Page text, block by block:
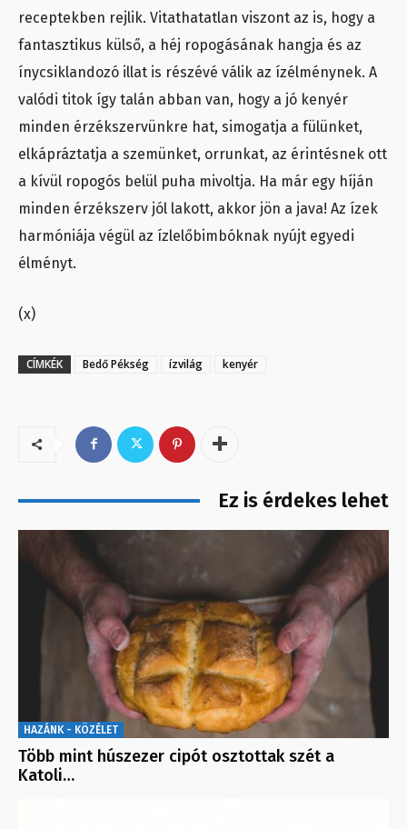
receptekben rejlik. Vitathatatlan viszont az is, hogy a
fantasztikus külső, a héj ropogásának hangja és az
ínycsiklandozó illat is részévé válik az ízélménynek. A
valódi titok így talán abban van, hogy a jó kenyér
minden érzékszervünkre hat, simogatja a fülünket,
elkápráztatja a szemünket, orrunkat, az érintésnek ott
a kívül ropogós belül puha mivoltja. Ha már egy híján
minden érzékszerv jól lakott, akkor jön a java! Az ízek
harmóniája végül az ízlelőbimbóknak nyújt egyedi
élményt.
(x)
CÍMKÉK Bedő Pékség ízvilág kenyér
Ez is érdekes lehet
HAZÁNK - KÖZÉLET
Több mint húszezer cipót osztottak szét a
Katoli…